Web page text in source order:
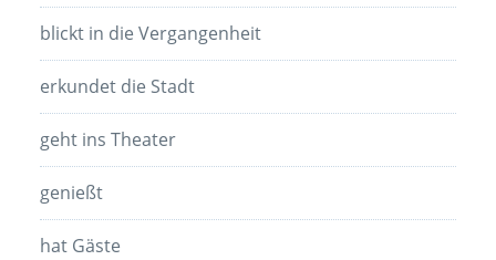
blickt in die Vergangenheit
erkundet die Stadt
geht ins Theater
genießt
hat Gäste